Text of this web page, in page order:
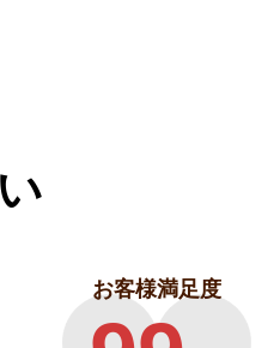
お客様満足度